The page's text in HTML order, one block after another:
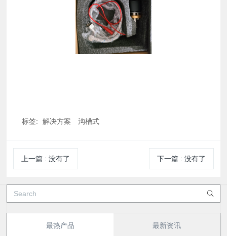
标签: 解决方案 沟槽式
上一篇 :没有了 下一篇: 没有了
最热产品 最新资讯